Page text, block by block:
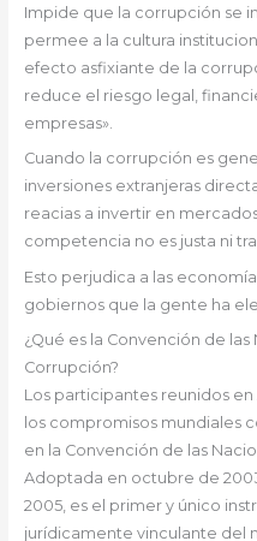
Impide que la corrupción se
permee a la cultura
efecto asfixiante de la
reduce el riesgo legal,
empresas».
Cuando la corrupción es
inversiones extranjeras
reacias a invertir en
competencia no es justa ni
Esto perjudica a las
gobiernos que la gente ha
¿Qué es la Convención de
Corrupción?
Los participantes reunidos
los compromisos mundiales
en la Convención de las
Adoptada en octubre de
2005, es el primer y único
jurídicamente vinculante del